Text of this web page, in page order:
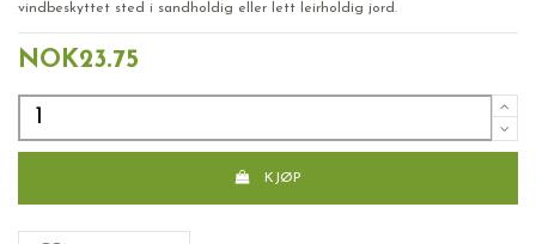
vindbeskyttet sted i sandholdig eller lett leirholdig jord.
NOK23.75
KJØP